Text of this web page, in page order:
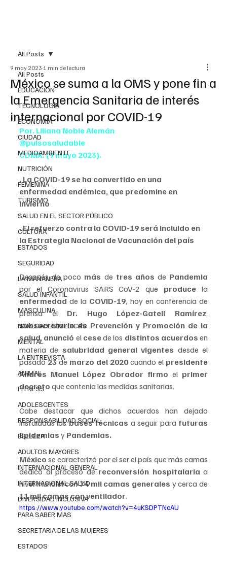
All Posts
EDUCACIÓN
TECNOLOGÍA
ECONOMÍA
CIUDAD
MEDIOAMBIENTE
NUTRICIÓN
FEMENINA
TURISMO
SALUD EN EL SECTOR PÚBLICO
CULTURA
ESTADOS
SEGURIDAD
LA MAÑANERA
SALUD INFANTIL
MASCULINA
NOVEDADES MEDICAS
MENTAL
LA ENTREVISTA
ANIMAL
FITNESS
ADOLESCENTES
RESPONSABILIDAD SOCIAL
BELLEZA
ADULTOS MAYORES
INTERNACIONAL GENERAL
INTERNACIONAL SALUD
DIVERSIDAD INCLUSIVA
PARA SABER MAS
SECRETARIA DE LAS MUJERES
ESTADOS
All Posts
México se suma a la OMS y pone fin a
la Emergencia Sanitaria de interés
internacional por COVID-19
9 may 2023 1 min de lectura
Por. Liliana Noble Alemán
@pulsosaludable
CDMX. (9 mayo 2023).
. La COVID-19 se ha convertido en una
enfermedad endémica, que predomine en
invierno
. El refuerzo contra la COVID-19 será incluido en
la Estrategia Nacional de Vacunación del país
Después de poco más de tres años de
por el Coronavirus SARS CoV-2 que produce
enfermedad de la COVID-19, hoy en conferencia de
prensa el Dr. Hugo López-Gatell Ramírez
subsecretario de Prevención y Promoción de la
salud, anunció el cese de los distintos acuerdos en
materia de salubridad general vigentes desde el
pasado 23 de marzo del 2020 cuando el presidente
Andrés Manuel López Obrador firmo el primer
decreto que contenía las medidas sanitarias.
Cabe destacar que dichos acuerdos han dejado
instaladas las bases técnicas a seguir para futuras
Epidemias y Pandemias.
México se caracterizó por el ser el país que más camas
dedicó al proceso de reconversión hospitalaria a
nivel mundial con 74 mil camas generales
11 mil camas con ventilador.
https://www.youtube.com/watch?v=4uKSDPTNcAU